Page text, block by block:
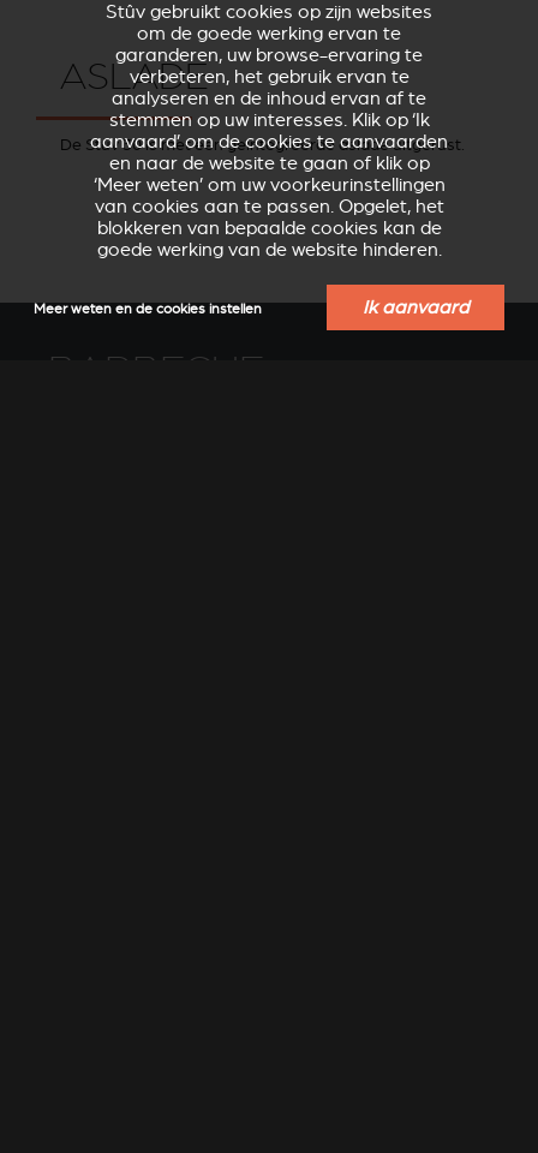
ASLADE
De Stûv 30 is met een geïntegreerde aslade uitgerust.
BARBECUE
Stûv gebruikt cookies op zijn websites
om de goede werking ervan te
garanderen, uw browse-ervaring te
verbeteren, het gebruik ervan te
analyseren en de inhoud ervan af te
stemmen op uw interesses. Klik op ‘Ik
aanvaard’ om de cookies te aanvaarden
en naar de website te gaan of klik op
‘Meer weten’ om uw voorkeurinstellingen
van cookies aan te passen. Opgelet, het
blokkeren van bepaalde cookies kan de
goede werking van de website hinderen.
Meer weten en de cookies instellen Ik aanvaard